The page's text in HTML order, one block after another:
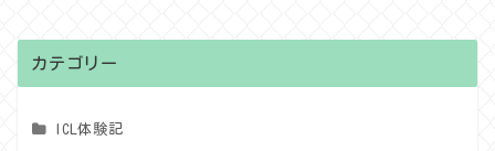
カテゴリー
ICL体験記